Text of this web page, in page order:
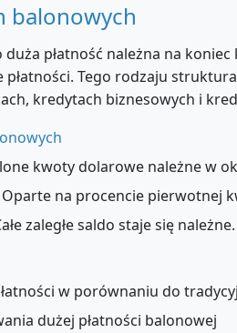
balonowych
duża płatność należna na
płatności. Tego rodzaju
kredytach biznesowych i
kwoty dolarowe należne w
Oparte na procencie pierwotnej
zaległe saldo staje się należne.
w porównaniu do
dużej płatności balonowej